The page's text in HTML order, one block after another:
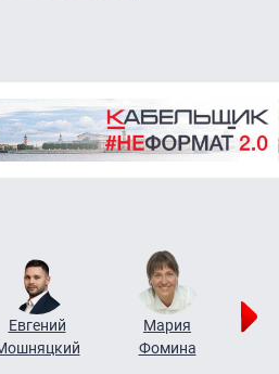
Евгений
Мария
Фомина